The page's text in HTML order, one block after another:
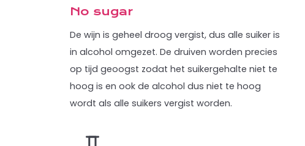
No sugar
De wijn is geheel droog vergist, dus alle suiker is
in alcohol omgezet. De druiven worden precies
op tijd geoogst zodat het suikergehalte niet te
hoog is en ook de alcohol dus niet te hoog
wordt als alle suikers vergist worden.